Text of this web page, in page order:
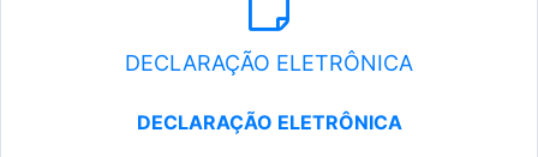
DECLARAÇÃO ELETRÔNICA
DECLARAÇÃO ELETRÔNICA